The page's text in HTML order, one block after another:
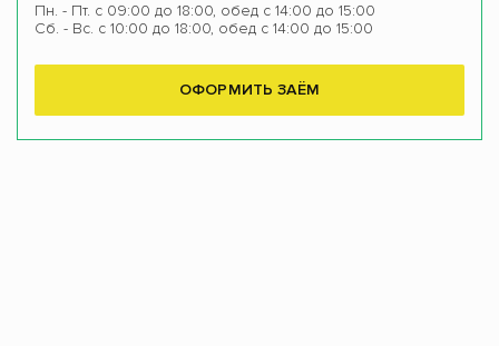
Пн. - Пт. с 09:00 до 18:00, обед с 14:00 до 15:00
Сб. - Вс. с 10:00 до 18:00, обед с 14:00 до 15:00
ОФОРМИТЬ ЗАЁМ